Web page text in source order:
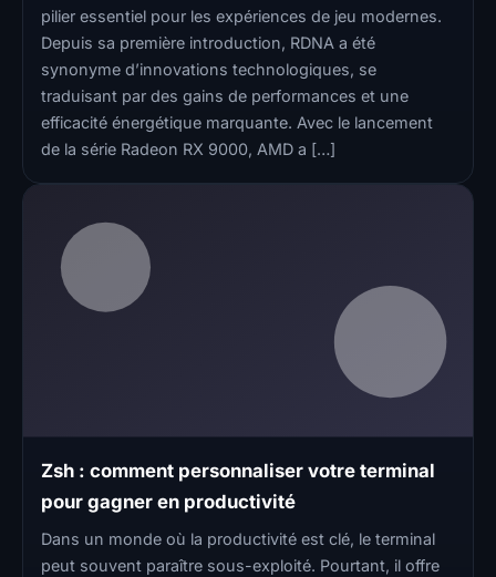
pilier essentiel pour les expériences de jeu modernes.
Depuis sa première introduction, RDNA a été
synonyme d’innovations technologiques, se
traduisant par des gains de performances et une
efficacité énergétique marquante. Avec le lancement
de la série Radeon RX 9000, AMD a […]
Zsh : comment personnaliser votre terminal
pour gagner en productivité
Dans un monde où la productivité est clé, le terminal
peut souvent paraître sous-exploité. Pourtant, il offre